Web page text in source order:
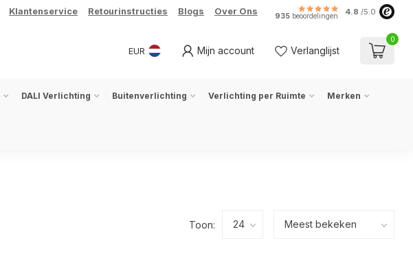
Klantenservice Retourinstructies Blogs Over Ons 935 beoordelingen 4.8 /5.0
EUR Mijn account Verlanglijst
0
DALI Verlichting Buitenverlichting Verlichting per Ruimte Merken
Toon: